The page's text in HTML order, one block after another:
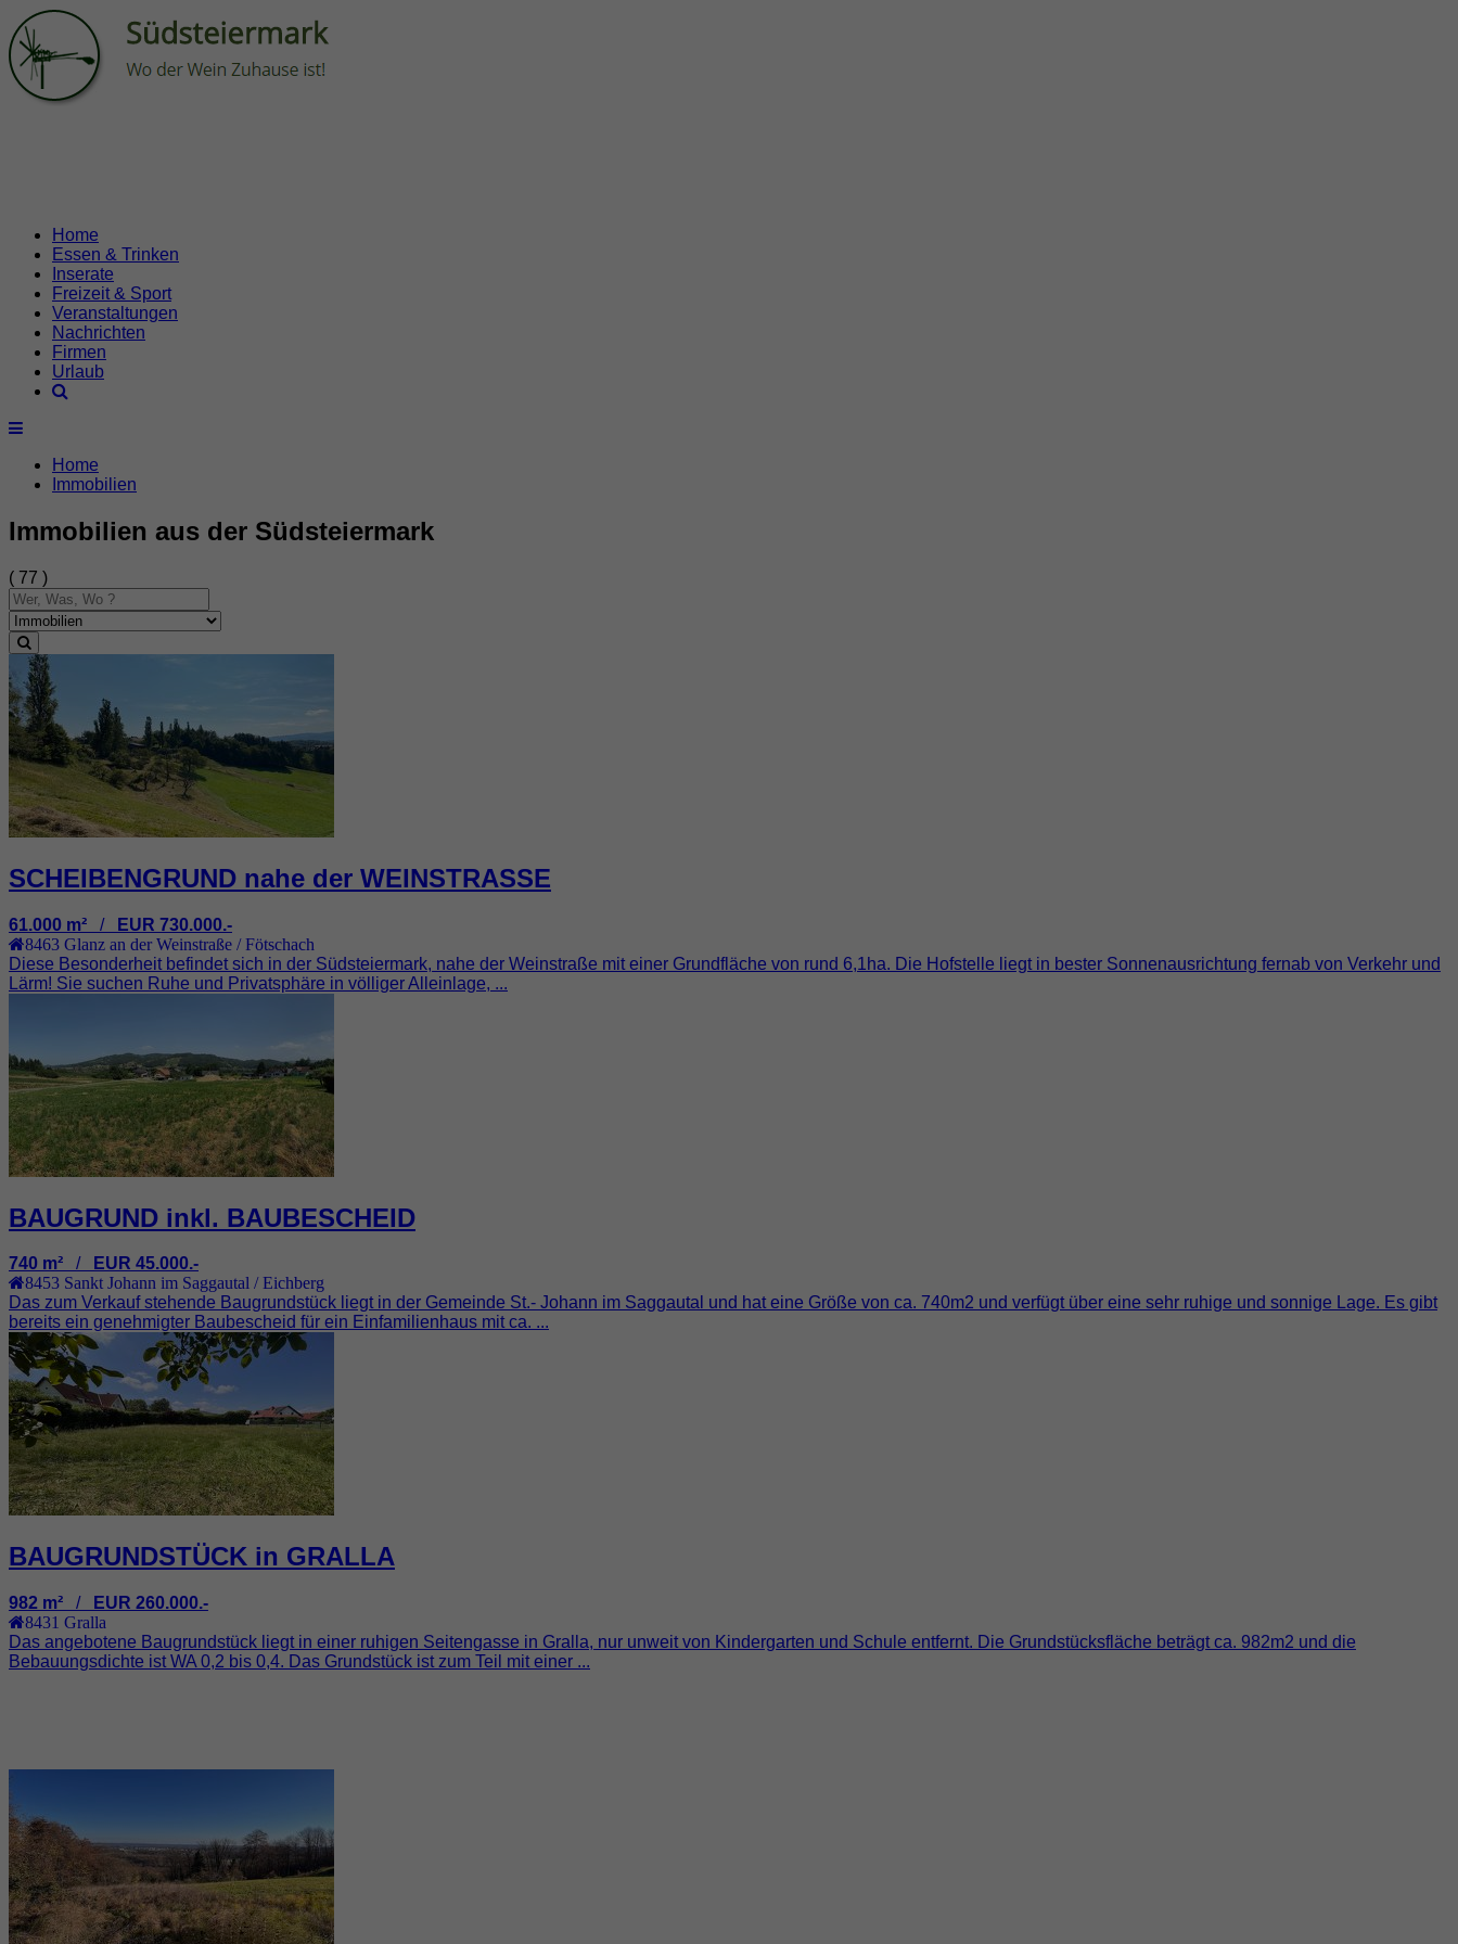
Home
Essen & Trinken
Inserate
Freizeit & Sport
Veranstaltungen
Nachrichten
Firmen
Urlaub
Home
Immobilien
Immobilien aus der Südsteiermark
( 77 )
SCHEIBENGRUND nahe der WEINSTRASSE
61.000 m² / EUR 730.000.-
8463 Glanz an der Weinstraße / Fötschach
Diese Besonderheit befindet sich in der Südsteiermark, nahe der Weinstraße mit einer Grundfläche von rund 6,1ha. Die Hofstelle liegt in bester Sonnenausrichtung fernab von Verkehr und
Lärm! Sie suchen Ruhe und Privatsphäre in völliger Alleinlage, ...
BAUGRUND inkl. BAUBESCHEID
740 m² / EUR 45.000.-
8453 Sankt Johann im Saggautal / Eichberg
Das zum Verkauf stehende Baugrundstück liegt in der Gemeinde St.- Johann im Saggautal und hat eine Größe von ca. 740m2 und verfügt über eine sehr ruhige und sonnige Lage. Es gibt
bereits ein genehmigter Baubescheid für ein Einfamilienhaus mit ca. ...
BAUGRUNDSTÜCK in GRALLA
982 m² / EUR 260.000.-
8431 Gralla
Das angebotene Baugrundstück liegt in einer ruhigen Seitengasse in Gralla, nur unweit von Kindergarten und Schule entfernt. Die Grundstücksfläche beträgt ca. 982m2 und die
Bebauungsdichte ist WA 0,2 bis 0,4. Das Grundstück ist zum Teil mit einer ...